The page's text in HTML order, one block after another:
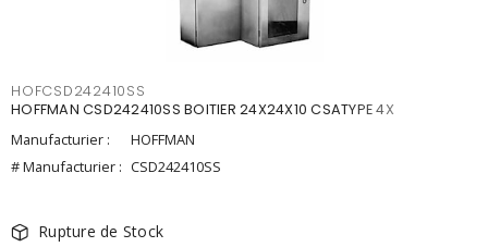
HOFCSD242410SS
HOFFMAN CSD242410SS BOITIER 24X24X10 CSATYPE 4X
Manufacturier :
HOFFMAN
# Manufacturier : CSD242410SS
Rupture de Stock